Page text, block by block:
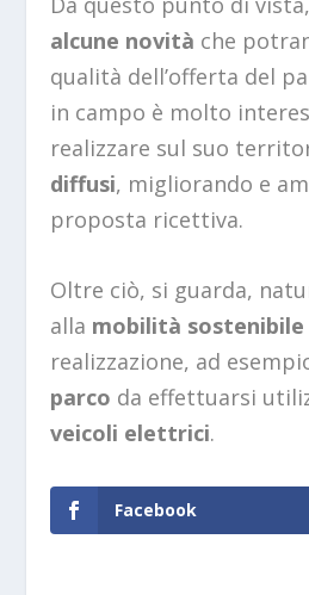
alcune novità che
qualità dell’offerta del
in campo è molto
realizzare sul suo
diffusi, migliorando e
proposta ricettiva.
Oltre ciò, si guarda,
alla mobilità sostenibile
realizzazione, ad
parco da effettuarsi
veicoli elettrici.
Facebook